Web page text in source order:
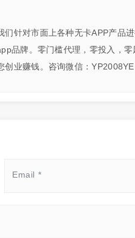
针对市面上各种无卡APP产品
品牌。零门槛代理，零投入，
创业赚钱。咨询微信：YP2008YE